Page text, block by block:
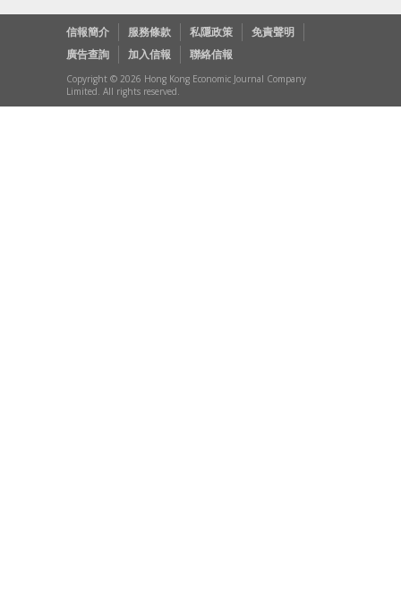
信報簡介 服務條款 私隱政策
免責聲明
廣告查詢
加入信報 聯絡信報
Copyright © 2026 Hong Kong Economic Journal Company
Limited. All rights reserved.